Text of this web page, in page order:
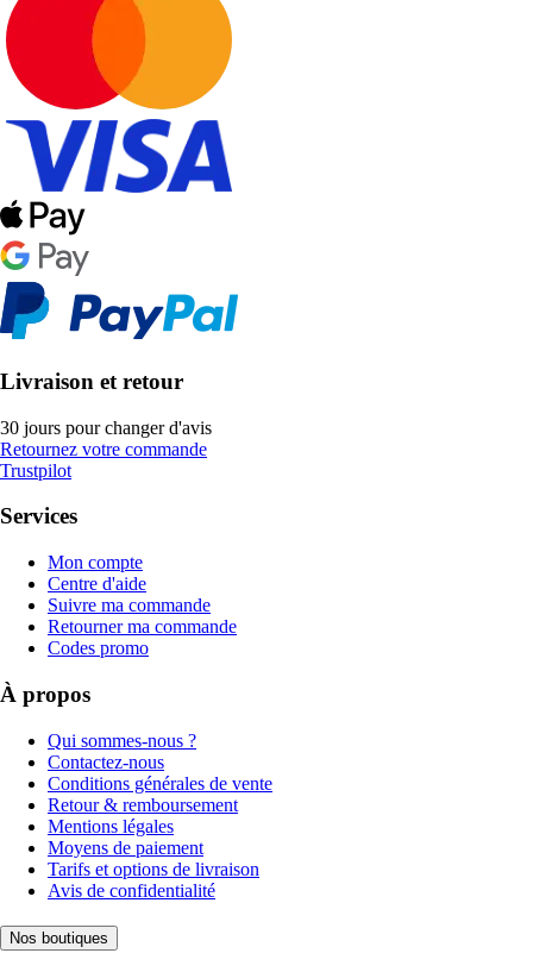
Livraison et retour
30 jours pour changer d'avis
Retournez votre commande
Trustpilot
Services
Mon compte
Centre d'aide
Suivre ma commande
Retourner ma commande
Codes promo
À propos
Qui sommes-nous ?
Contactez-nous
Conditions générales de vente
Retour & remboursement
Mentions légales
Moyens de paiement
Tarifs et options de livraison
Avis de confidentialité
Nos boutiques